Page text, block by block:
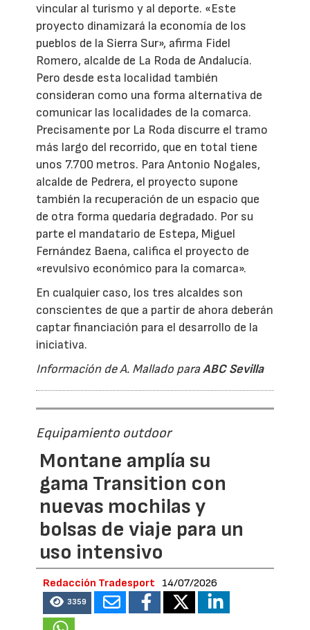
vincular al turismo y al deporte. «Este
proyecto dinamizará la economía de los
pueblos de la Sierra Sur», afirma Fidel
Romero, alcalde de La Roda de Andalucía.
Pero desde esta localidad también
consideran como una forma alternativa de
comunicar las localidades de la comarca.
Precisamente por La Roda discurre el tramo
más largo del recorrido, que en total tiene
unos 7.700 metros. Para Antonio Nogales,
alcalde de Pedrera, el proyecto supone
también la recuperación de un espacio que
de otra forma quedaría degradado. Por su
parte el mandatario de Estepa, Miguel
Fernández Baena, califica el proyecto de
«revulsivo económico para la comarca».
En cualquier caso, los tres alcaldes son
conscientes de que a partir de ahora deberán
captar financiación para el desarrollo de la
iniciativa.
Información de A. Mallado paraABC Sevilla
Equipamiento outdoor
Montane amplía su
gama Transition con
nuevas mochilas y
bolsas de viaje para un
uso intensivo
Redacción Tradesport 14/07/2026
3359